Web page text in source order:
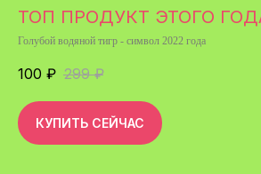
ТОП ПРОДУКТ ЭТОГО
Голубой водяной тигр - символ 2022 года
100 ₽ 299 ₽
КУПИТЬ СЕЙЧАС